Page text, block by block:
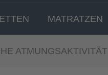
MATRATZEN
ATMUNGSAKTIVITÄT